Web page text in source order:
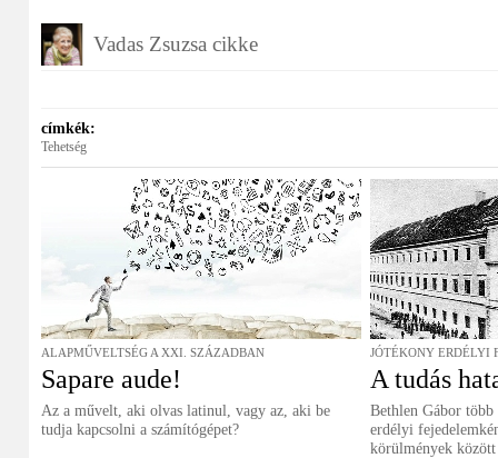
Vadas Zsuzsa cikke
címkék:
Tehetség
ALAPMŰVELTSÉG A XXI. SZÁZADBAN
Sapare aude!
Az a művelt, aki olvas latinul, vagy az, aki be
tudja kapcsolni a számítógépet?
JÓTÉKONY ERDÉLYI
A tudás
Bethlen Gábor
erdélyi
körülmények között